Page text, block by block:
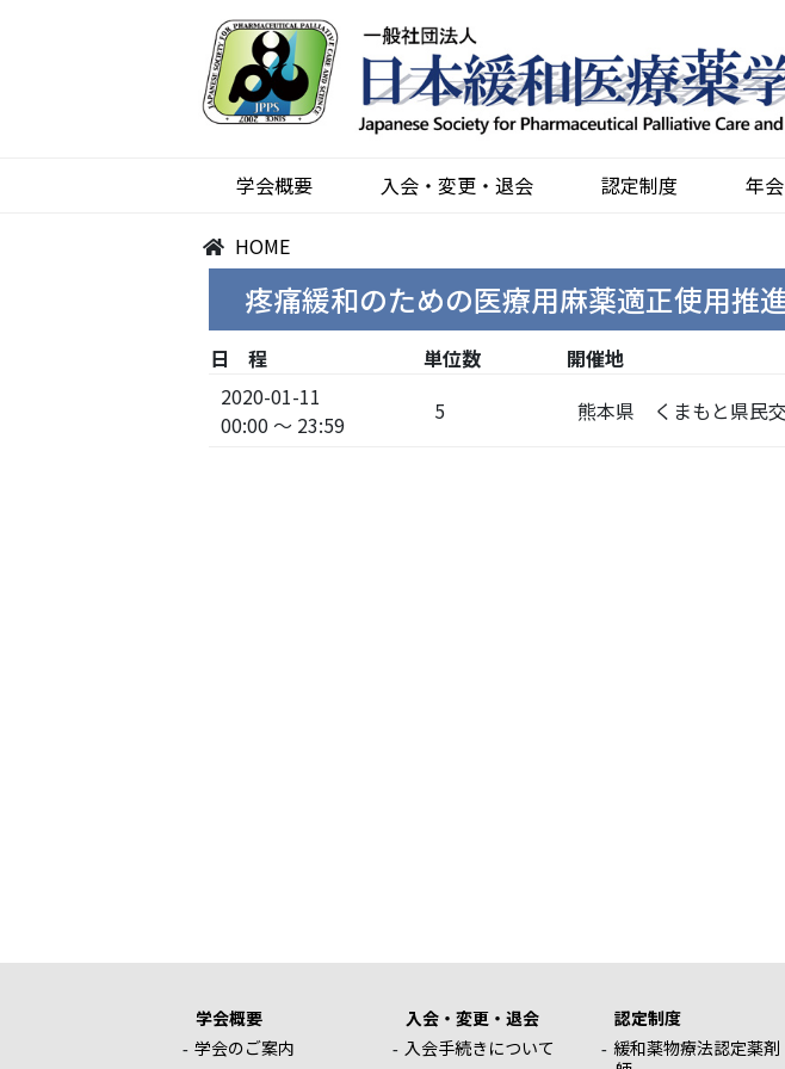
学会概要 入会・変更・退会 認定制度 年
HOME
疼痛緩和のための医療用麻薬適正使用推
日 程 単位数
開催地
2020-01-11
00:00 ～ 23:59
5 熊本県 くまもと県民
学会概要
学会のご案内
入会・変更・退会
入会手続きについて
認定制度
緩和薬物療法認定薬剤